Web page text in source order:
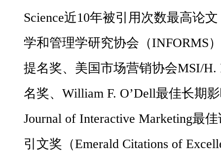
Science近10年被引用次数最高论
学和管理学研究协会（INFORMS
提名奖、美国市场营销协会MSI/H.
名奖、William F. O’Dell最佳长期
Journal of Interactive Marketing最
引文奖（Emerald Citations of